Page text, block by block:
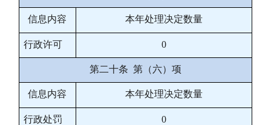
信息内容 本年处理决定数量
行政许可 0
第二十条 第（六）项
信息内容 本年处理决定数量
行政处罚 0